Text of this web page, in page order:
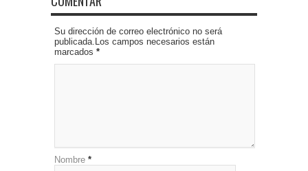
Su dirección de correo electrónico no será
publicada.Los campos necesarios están
marcados *
Nombre *